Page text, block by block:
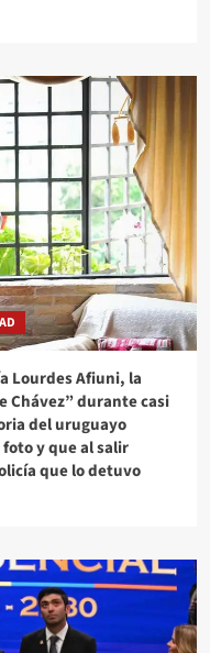
Lourdes Afiuni, la
Chávez” durante casi
del uruguayo
y que al salir
que lo detuvo